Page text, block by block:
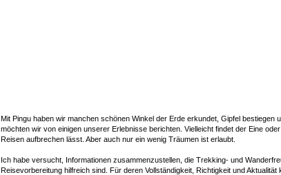
Mit Pingu haben wir manchen schönen Winkel der Erde erkundet, Gipfel bestiegen
möchten wir von einigen unserer Erlebnisse berichten. Vielleicht findet der Eine
Reisen aufbrechen lässt. Aber auch nur ein wenig Träumen ist erlaubt.
Ich habe versucht, Informationen zusammenzustellen, die Trekking- und
Reisevorbereitung hilfreich sind. Für deren Vollständigkeit, Richtigkeit und